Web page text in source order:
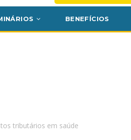
BENEFÍCIOS
tributários em saúde